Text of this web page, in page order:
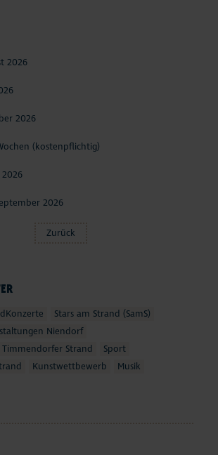
Stars am Strand (SamS)
Niendorf
Strand
Sport
Kunstwettbewerb
Musik
2026
2026
(kostenpflichtig)
2026
2026
Zurück